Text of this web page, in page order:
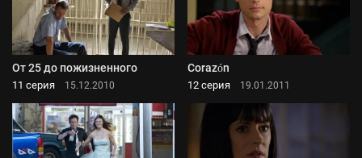
От 25 до пожизненного
11 серия 15.12.2010
Corazón
12 серия 19.01.2011